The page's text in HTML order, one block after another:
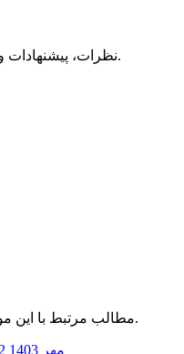
نظرات، پیشنهادات و انتقادات خود را با ما در میان بگذارید.
مطالب مرتبط با این موضوع را در این قسمت مطالعه نمایید.
22 مهر 1403